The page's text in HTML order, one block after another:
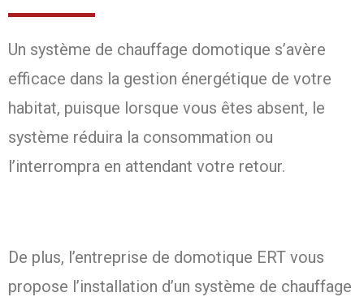
Un système de chauffage domotique s’avère
efficace dans la gestion énergétique de votre
habitat, puisque lorsque vous êtes absent, le
système réduira la consommation ou
l’interrompra en attendant votre retour.
De plus, l’entreprise de domotique ERT vous
propose l’installation d’un système de chauffage